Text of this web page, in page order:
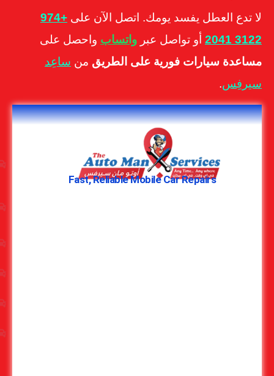
لا تدع العطل يفسد يومك. اتصل الآن على
+974
3122 2041
أو تواصل عبر واتساب واحصل على
مساعدة سيارات فورية على الطريق من ساعِد
سيرفِس.
Fast, Reliable Mobile Car Repairs